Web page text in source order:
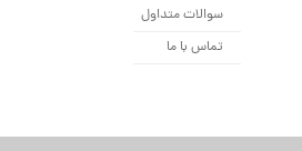
سوالات متداول
تماس با ما